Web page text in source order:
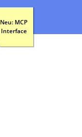
Neu: MCP
Interface